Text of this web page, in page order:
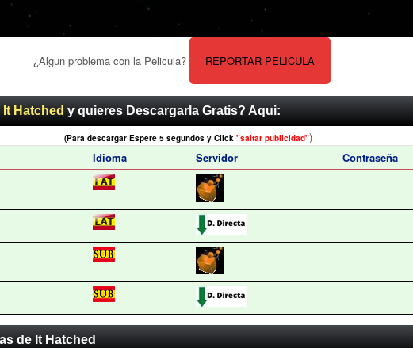
¿Algun problema con la Pelicula? REPORTAR PELICULA
It Hatched y quieres Descargarla Gratis? Aqui:
(Para descargar Espere 5 segundos y Click "saltar publicidad")
Idioma Servidor Contraseña
de It Hatched